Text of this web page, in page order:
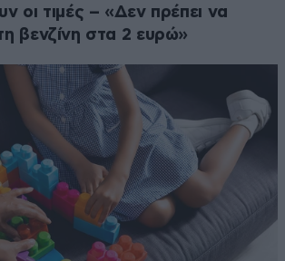
οι τιμές – «Δεν πρέπει να
βενζίνη στα 2 ευρώ»